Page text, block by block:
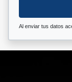
Al enviar tus datos